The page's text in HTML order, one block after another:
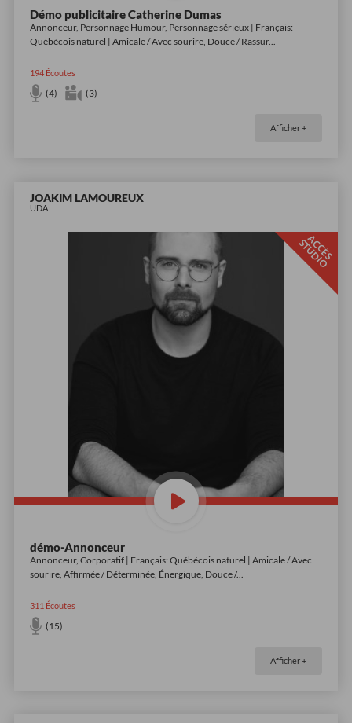
Démo publicitaire Catherine Dumas
Annonceur, Personnage Humour, Personnage sérieux | Français:
Québécois naturel | Amicale / Avec sourire, Douce / Rassur...
194Écoutes
(4) (3)
Afficher +
JOAKIM LAMOUREUX
UDA
A
C
C
È
S
S
T
U
D
I
O
démo-Annonceur
Annonceur, Corporatif | Français: Québécois naturel | Amicale / Avec
sourire, Affirmée / Déterminée, Énergique, Douce /...
311 Écoutes
(15)
Afficher +